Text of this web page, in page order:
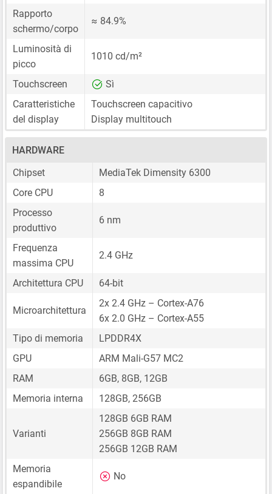
Rapporto
schermo/corpo
≈ 84.9%
Luminosità di
picco
1010 cd/m²
Touchscreen
Sì
Caratteristiche
del display
Touchscreen capacitivo
Display multitouch
HARDWARE
Chipset
MediaTek Dimensity 6300
Core CPU
8
Processo
produttivo
6 nm
Frequenza
massima CPU
2.4 GHz
Architettura CPU 64-bit
Microarchitettura
2x 2.4 GHz – Cortex-A76
6x 2.0 GHz – Cortex-A55
Tipo di memoria
LPDDR4X
GPU
ARM Mali-G57 MC2
RAM
6GB, 8GB, 12GB
Memoria interna
128GB, 256GB
Varianti
128GB 6GB RAM
256GB 8GB RAM
256GB 12GB RAM
Memoria
espandibile
No